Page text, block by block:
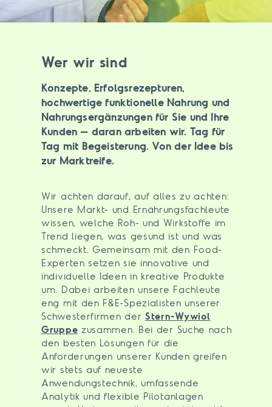
Wer wir sind
Konzepte, Erfolgsrezepturen,
hochwertige funktionelle Nahrung und
Nahrungsergänzungen für Sie und Ihre
Kunden – daran arbeiten wir. Tag für
Tag mit Begeisterung. Von der Idee bis
zur Marktreife.
Wir achten darauf, auf alles zu achten:
Unsere Markt- und Ernährungsfachleute
wissen, welche Roh- und Wirkstoffe im
Trend liegen, was gesund ist und was
schmeckt. Gemeinsam mit den Food-
Experten setzen sie innovative und
individuelle Ideen in kreative Produkte
um. Dabei arbeiten unsere Fachleute
eng mit den F&E-Spezialisten unserer
Schwesterfirmen der Stern-Wywiol
Gruppe zusammen. Bei der Suche nach
den besten Lösungen für die
Anforderungen unserer Kunden greifen
wir stets auf neueste
Anwendungstechnik, umfassende
Analytik und flexible Pilotanlagen